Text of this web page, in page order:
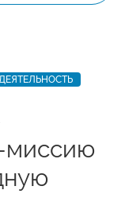
миссию